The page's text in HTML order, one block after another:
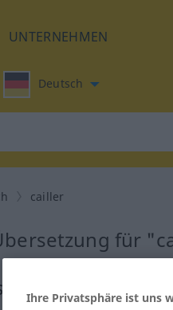
UNTERNEHMEN
Deutsch
cailler
für
Ihre Privatsphäre ist uns